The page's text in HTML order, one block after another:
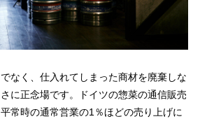
なく、仕入れてしまった商材を廃棄しな
に正念場です。ドイツの惣菜の通信販売
常時の通常営業の1％ほどの売り上げに